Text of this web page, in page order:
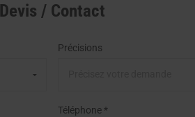
Devis / Contact
Précisions
Téléphone *